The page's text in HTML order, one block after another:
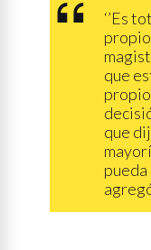
‘’Es
que
que
pueda